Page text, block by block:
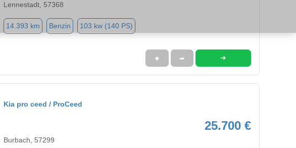
Lennestadt, 57368
14.393 km Benzin 103 kw (140 PS)
★ ➦ ➜
Kia pro ceed / ProCeed
25.700 €
Burbach, 57299